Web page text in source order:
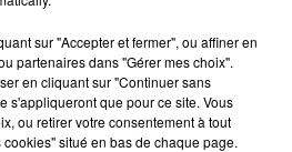
ski !
sur "Accepter et fermer", ou affiner en
partenaires dans "Gérer mes choix".
en cliquant sur "Continuer sans
s'appliqueront que pour ce site. Vous
ou retirer votre consentement à tout
situé en bas de chaque page.